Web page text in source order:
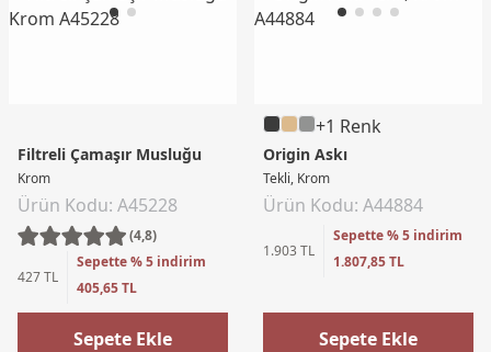
Filtreli Çamaşır Musluğu
Krom
Ürün Kodu: A45228
(4,8)
427 TL
Sepette % 5 indirim
405,65 TL
Sepete Ekle
+1 Renk
Origin Askı
Tekli, Krom
Ürün Kodu: A44884
1.903 TL
Sepette % 5 indirim
1.807,85 TL
Sepete Ekle